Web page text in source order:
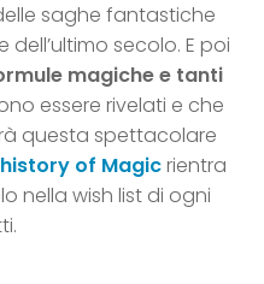
saghe fantastiche
secolo. E poi
magiche e tanti
essere rivelati e che
questa spettacolare
of Magicrientra
nella wish list di ogni